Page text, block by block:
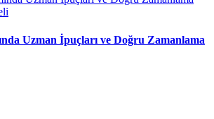
Uzman İpuçları ve Doğru Zamanlama